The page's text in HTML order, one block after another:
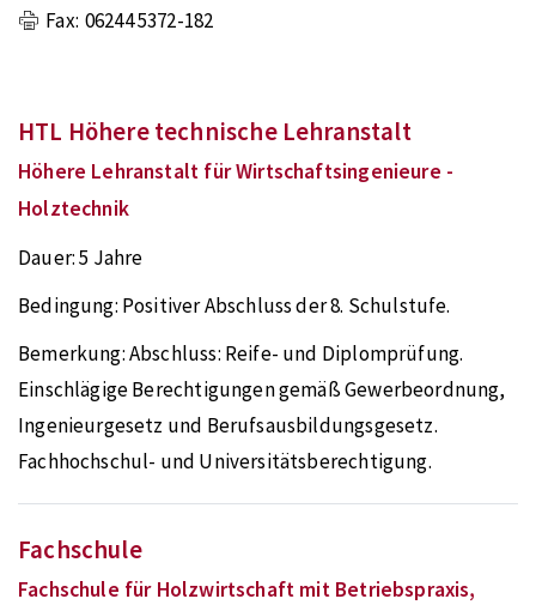
Fax: 06244 5372-182
HTL Höhere technische Lehranstalt
Höhere Lehranstalt für Wirtschaftsingenieure -
Holztechnik
Dauer:5 Jahre
Bedingung: Positiver Abschluss der 8. Schulstufe.
Bemerkung:Abschluss: Reife- und Diplomprüfung.
Einschlägige Berechtigungen gemäß Gewerbeordnung,
Ingenieurgesetz und Berufsausbildungsgesetz.
Fachhochschul- und Universitätsberechtigung.
Fachschule
Fachschule für Holzwirtschaft mit Betriebspraxis,